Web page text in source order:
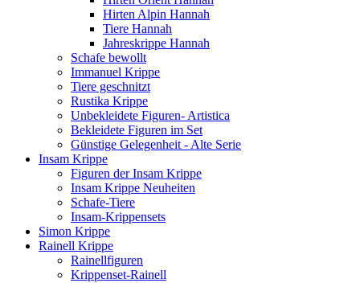
Hirten Alpin Hannah
Tiere Hannah
Jahreskrippe Hannah
Schafe bewollt
Immanuel Krippe
Tiere geschnitzt
Rustika Krippe
Unbekleidete Figuren- Artistica
Bekleidete Figuren im Set
Günstige Gelegenheit - Alte Serie
Insam Krippe
Figuren der Insam Krippe
Insam Krippe Neuheiten
Schafe-Tiere
Insam-Krippensets
Simon Krippe
Rainell Krippe
Rainellfiguren
Krippenset-Rainell